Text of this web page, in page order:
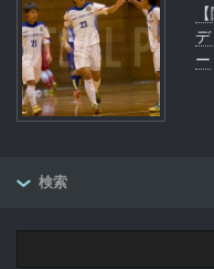
デ
ー
検索